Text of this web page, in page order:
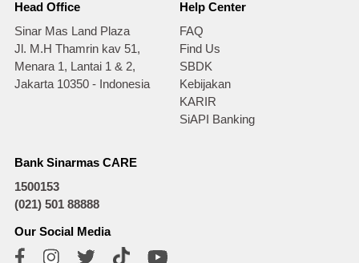
Head Office
Sinar Mas Land Plaza
Jl. M.H Thamrin kav 51,
Menara 1, Lantai 1 & 2,
Jakarta 10350 - Indonesia
Help Center
FAQ
Find Us
SBDK
Kebijakan
KARIR
SiAPI Banking
Bank Sinarmas CARE
1500153
(021) 501 88888
Our Social Media